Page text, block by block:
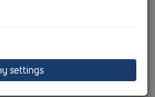
прокладка 202х218х6
settings